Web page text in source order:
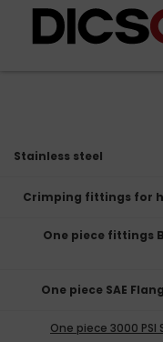
Stainless steel
Crimping fittings for
One piece fittings BWS Series 3SP/4SP/R12/4SH No
One piece SAE
One piece 3000